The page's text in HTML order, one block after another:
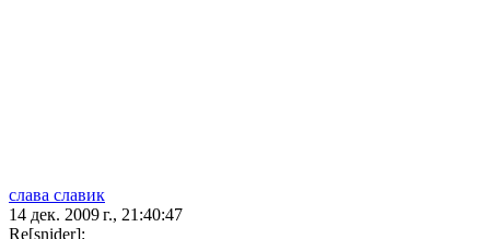
слава славик
14 дек. 2009 г., 21:40:47
Re[snider]: